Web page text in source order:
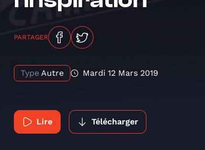
PARTAGER
Type Autre Mardi 12 Mars 2019
Lire Télécharger